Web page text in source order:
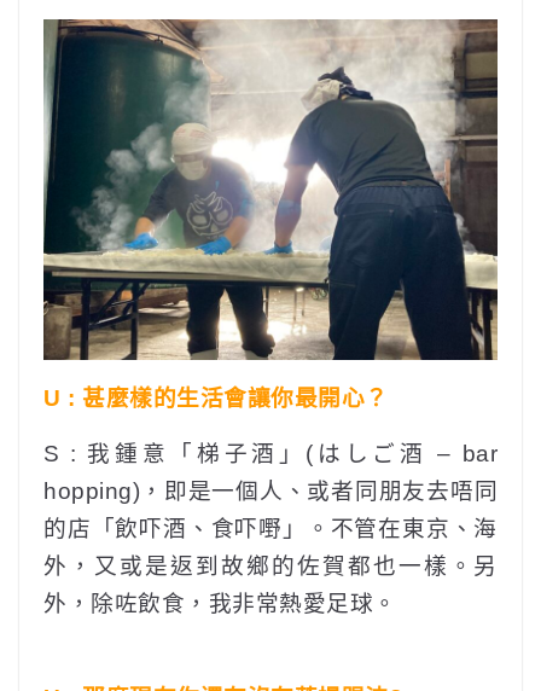
U : 甚麼樣的生活會讓你最開心？
S : 我鍾意「梯子酒」(はしご酒 – bar
hopping)，即是一個人、或者同朋友去唔同
的店「飲吓酒、食吓嘢」。不管在東京、海
外，又或是返到故鄉的佐賀都也一樣。另
外，除咗飲食，我非常熱愛足球。